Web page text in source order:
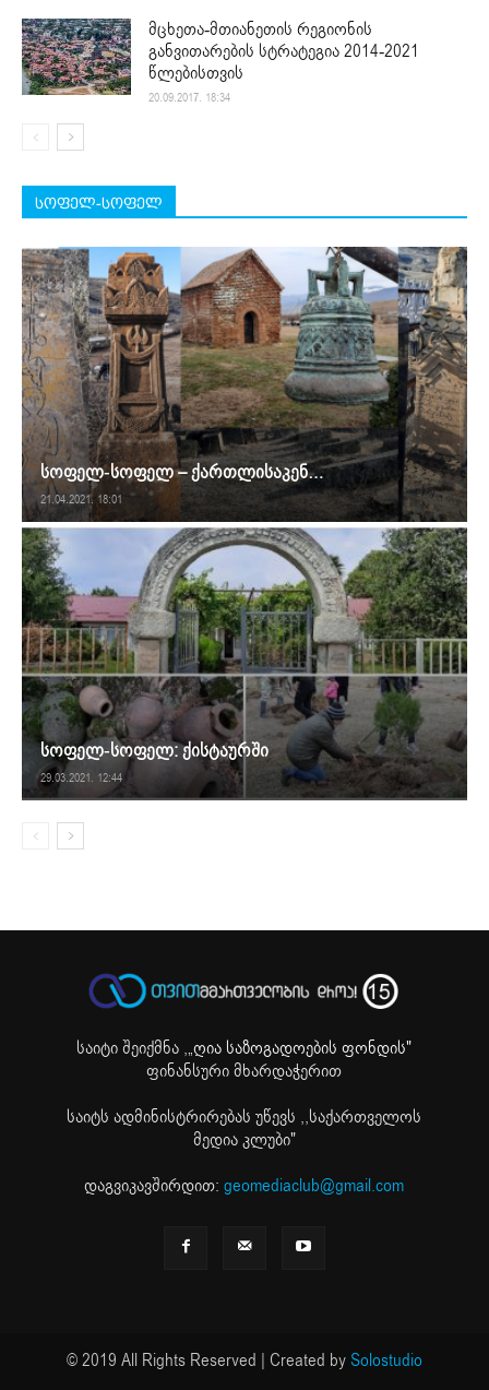
მცხეთა-მთიანეთის რეგიონის
განვითარების სტრატეგია 2014-2021
წლებისთვის
20.09.2017. 18:34
სოფელ-სოფელ
სოფელ-სოფელ – ქართლისაკენ…
21.04.2021. 18:01
სოფელ-სოფელ: ქისტაურში
29.03.2021. 12:44
საიტი შეიქმნა ,„ღია საზოგადოების ფონდის"
ფინანსური მხარდაჭერით
საიტს ადმინისტრირებას უწევს ,,საქართველოს
მედია კლუბი"
დაგვიკავშირდით:geomediaclub@gmail.com
© 2019 All Rights Reserved | Created bySolostudio